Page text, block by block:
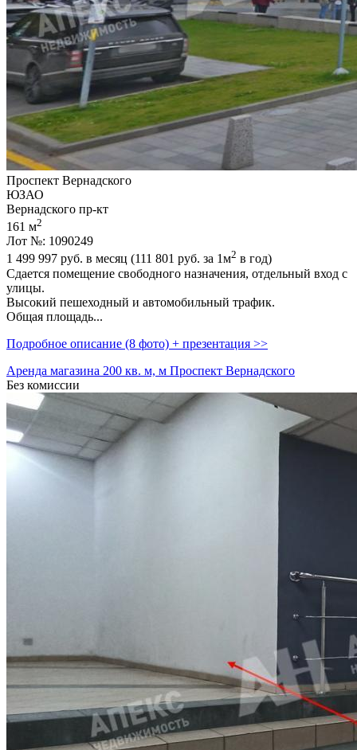
Проспект Вернадского
ЮЗАО
Вернадского пр-кт
161 м2
Лот №: 1090249
1 499 997 руб. в месяц (111 801 руб. за 1м2 в год)
Сдается помещение свободного назначения,­ отдельный вход с
улицы.
Высокий пешеходный и автомобильный трафик.
Общая площадь...
Подробное описание (8 фото) + презентация >>
Аренда магазина 200 кв. м, м Проспект Вернадского
Без комиссии